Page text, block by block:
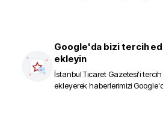
Google'da bizi tercih
ekleyin
İstanbul Ticaret Gazetesi'i
ekleyerek haberlerimizi